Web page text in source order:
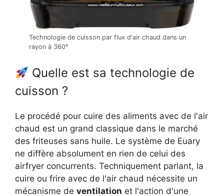
Technologie de cuisson par flux d'air chaud dans un
rayon à 360°
Quelle est sa technologie de
cuisson ?
Le procédé pour cuire des aliments avec de l'air
chaud est un grand classique dans le marché
des friteuses sans huile. Le système de Euary
ne diffère absolument en rien de celui des
airfryer concurrents. Techniquement parlant, la
cuire ou frire avec de l'air chaud nécessite un
mécanisme de ventilation et l'action d'une